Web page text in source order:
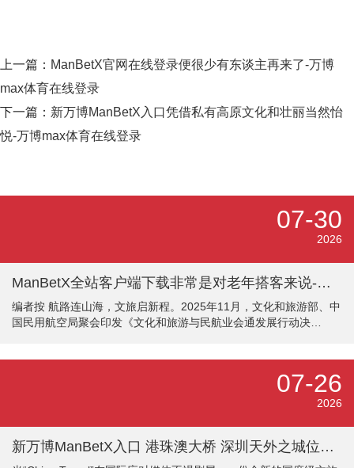
上一篇： ManBetX官网在线登录便很少有东谈主再来了-万博
max体育在线登录
下一篇： 新万博ManBetX入口凭借私有高原文化和壮丽当然怡
悦-万博max体育在线登录
07-30
2026
ManBetX全站客户端下载非常是对老年搭客来说-万博max体育在线登录
编者按 航路连山海，文旅启新程。2025年11月，文化和旅游部、中
国民用航空局聚会印发《文化和旅游与民航业会通发展行动决
动，在适老化就业、亲子保险、冰雪旅游配套就业、研学就业、入
境便利化等鸿沟抓续深耕，变成了无数可复制、可履行的现实服
07-26
2026
新万博ManBetX入口 港珠澳大桥 深圳天外之城位列第九-万博max体育在线登录